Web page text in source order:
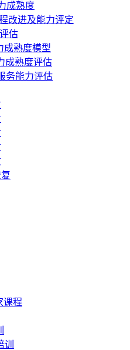
成熟度
改进及能力评定
估
成熟度模型
成熟度评估
务能力评估
课程